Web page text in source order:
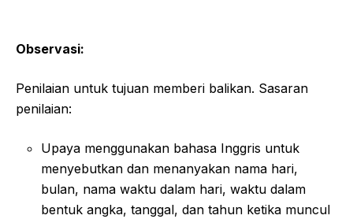
Observasi:
Penilaian untuk tujuan memberi balikan. Sasaran
penilaian:
Upaya menggunakan bahasa Inggris untuk
menyebutkan dan menanyakan nama hari,
bulan, nama waktu dalam hari, waktu dalam
bentuk angka, tanggal, dan tahun ketika muncul